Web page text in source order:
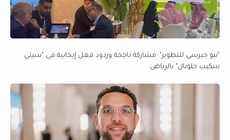
"نيو جيرسي للتطوير": مشاركة ناجحة وردود فعل إيجابية في "سيتي
سكيب جلوبال" بالرياض